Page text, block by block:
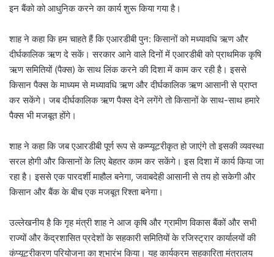
इन बैंको को आधुनिक करने का कार्य शुरू किया गया है।
शाह ने कहा कि हम चाहते हैं कि एआरडीबी पुन: किसानों को मध्यावधि ऋण और
दीर्घकालिक ऋण दे सकें। सरकार आने वाले दिनों में एआरडीबी को प्राथमिक कृषि
ऋण समितियों (पैक्स) के साथ लिंक करने की दिशा में काम कर रही है। इससे
किसान पैक्स के माध्यम से मध्यावधि ऋण और दीर्घकालिक ऋण आसानी से प्राप्त
कर सकेंगे। जब दीर्घकालिक ऋण पैक्स देने लगेंगे तो किसानों के साथ-साथ हमारे
पैक्स भी मजबूत होंगे।
शाह ने कहा कि जब एआरडीबी पूर्ण रूप से कम्प्यूटरीकृत हो जाएंगे तो इसकी व्यवस्था
सरल होगी और किसानों के लिए बेहतर काम कर सकेंगे। इस दिशा में कार्य किया जा
रहा है। इससे एक पारदर्शी माहौल बनेगा, जवाबदेही आसानी से तय हो सकेगी और
किसान और बैंक के बीच एक मजबूत रिश्ता बनेगा।
उल्लेखनीय है कि गृह मंत्री शाह ने आज कृषि और ग्रामीण विकास बैंकों और सभी
राज्यों और केंद्रशासित प्रदेशों के सहकारी समितियों के रजिस्ट्रार कार्यालयों की
कंप्यूटरीकरण परियोजना का शुभारंभ किया। यह कार्यक्रम सहकारिता मंत्रालय